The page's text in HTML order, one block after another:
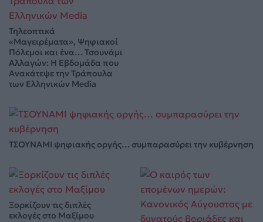
Τηλεοπτικά
«Μαγειρέματα», Ψηφιακοί
Πόλεμοι και ένα… Τσουνάμι
Αλλαγών: Η Εβδομάδα που
Ανακάτεψε την Τράπουλα
των Ελληνικών Media
ΤΣΟΥΝΑΜΙ ψηφιακής οργής… συμπαρασύρει την κυβέρνηση
Ξορκίζουν τις διπλές
εκλογές στο Μαξίμου